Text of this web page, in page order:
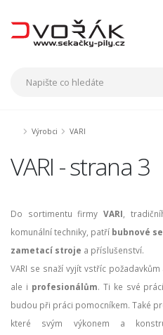
Výrobci VARI
VARI - strana 3
Do sortimentu firmy VARI ,
komunální techniky, patří bubnové
zametací stroje a příslušenství.
VARI se snaží vyjít vstříc
ale i profesionálům. Ti ke své
budou při práci pomocníkem. Také
které svým výkonem a